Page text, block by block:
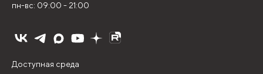
пн-вс: 09:00 - 21:00
Доступная среда